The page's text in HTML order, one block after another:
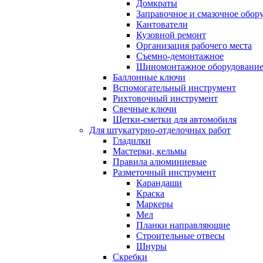
Домкраты
Заправочное и смазочное
Кантователи
Кузовной ремонт
Организация рабочего места
Съемно-демонтажное
Шиномонтажное оборудование
Баллонные ключи
Вспомогательный инструмент
Рихтовочный инструмент
Свечные ключи
Щетки-сметки для автомобиля
Для штукатурно-отделочных работ
Гладилки
Мастерки, кельмы
Правила алюминиевые
Разметочный инструмент
Карандаши
Краска
Маркеры
Мел
Планки направляющие
Строительные отвесы
Шнуры
Скребки